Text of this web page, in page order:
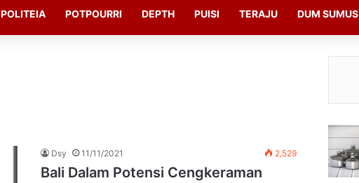
POLITEIA POTPOURRI DEPTH PUISI TERAJU DUM SUMUS
Dsy 11/11/2021 2,529
Bali Dalam Potensi Cengkeraman